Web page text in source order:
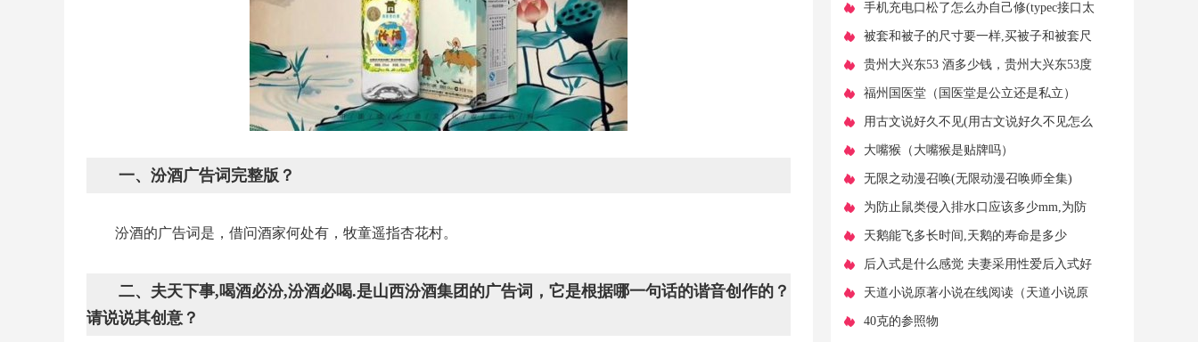
一、汾酒广告词完整版？
汾酒的广告词是，借问酒家何处有，牧童遥指杏花村。
二、夫天下事,喝酒必汾,汾酒必喝.是山西汾酒集团的广告词，它是根据哪一句话的谐音创作的？
请说说其创意？
​手机充电口松了怎么办自己修(typec接口太
松了一碰就掉)
​被套和被子的尺寸要一样,买被子和被套尺
寸怎么匹配最好
​贵州大兴东53 酒多少钱，贵州大兴东53度
酱香酒
​福州国医堂（国医堂是公立还是私立）
​用古文说好久不见(用古文说好久不见怎么
表达)
​大嘴猴（大嘴猴是贴牌吗）
​无限之动漫召唤(无限动漫召唤师全集)
​为防止鼠类侵入排水口应该多少mm,为防
止鼠类侵入,排水沟网眼
​天鹅能飞多长时间,天鹅的寿命是多少
​后入式是什么感觉 夫妻采用性爱后入式好
不好
​天道小说原著小说在线阅读（天道小说原
著小说在线阅读全文）
​40克的参照物